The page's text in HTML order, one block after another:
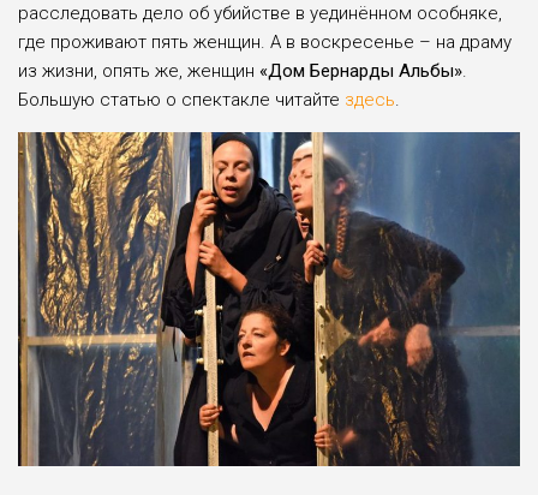
расследовать дело об убийстве в уединённом особняке,
где проживают пять женщин. А в воскресенье – на драму
из жизни, опять же, женщин «Дом Бернарды Альбы».
Большую статью о спектакле читайте здесь.